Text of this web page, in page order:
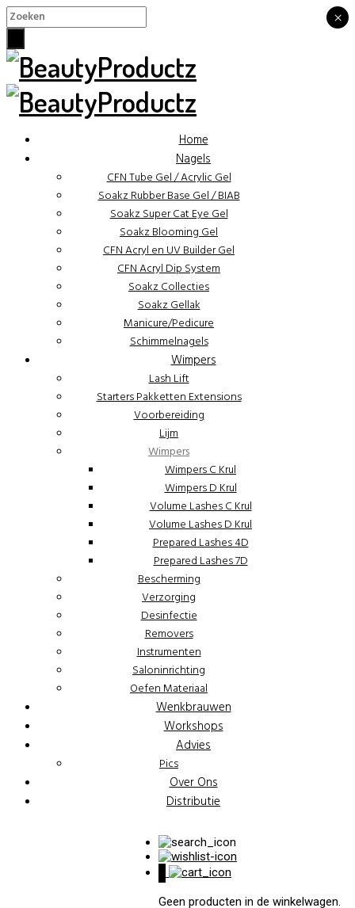
Home
Nagels
CFN Tube Gel / Acrylic Gel
Soakz Rubber Base Gel / BIAB
Soakz Super Cat Eye Gel
Soakz Blooming Gel
CFN Acryl en UV Builder Gel
CFN Acryl Dip System
Soakz Collecties
Soakz Gellak
Manicure/Pedicure
Schimmelnagels
Wimpers
Lash Lift
Starters Pakketten Extensions
Voorbereiding
Lijm
Wimpers
Wimpers C Krul
Wimpers D Krul
Volume Lashes C Krul
Volume Lashes D Krul
Prepared Lashes 4D
Prepared Lashes 7D
Bescherming
Verzorging
Desinfectie
Removers
Instrumenten
Saloninrichting
Oefen Materiaal
Wenkbrauwen
Workshops
Advies
Pics
Over Ons
Distributie
Geen producten in de winkelwagen.
×